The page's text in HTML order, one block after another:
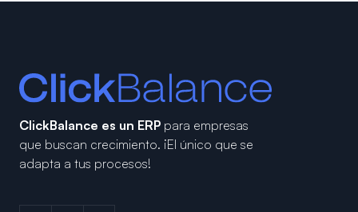
ClickBalance es un ERP para empresas
que buscan crecimiento. ¡El único que se
adapta a tus procesos!